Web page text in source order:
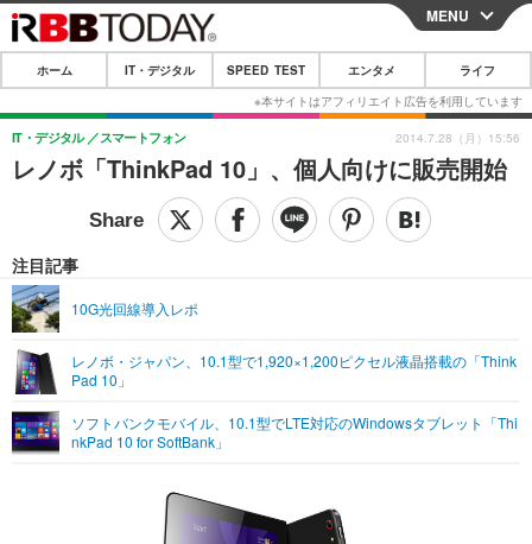
CLOSE
ホーム
IT・デジタル
IT・デジタルTOP スマートフォン
ネタ ガジェット・ツール
SPEED TEST
エンタメ
音楽 スポーツ
グラビア ブログ
ライフ
ペット ショッピング
その他
リリース一覧
プッシュ通知の停止方法
MENU
ホーム IT・デジタル SPEED TEST エンタメ ライフ
レノボ「ThinkPad 10」、個人向けに販売開始
IT・デジタル スマートフォン
注目記事
10G光回線導入レポ
レノボ・ジャパン、10.1型で1,920×1,200ピクセル液晶搭載の「Think
Pad 10」
ソフトバンクモバイル、10.1型でLTE対応のWindowsタブレット「Thi
nkPad 10 for SoftBank」
2014.7.28（月）15:56